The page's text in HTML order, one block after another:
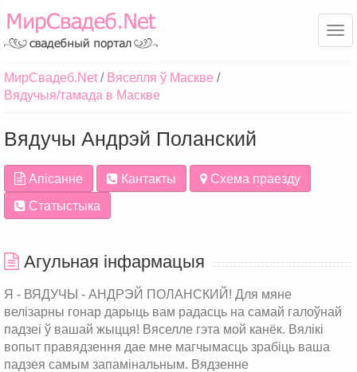
МирСвадеб.Net
Вяселля ў Маскве
Вядучыя/тамада в Маскве
Вядучы Андрэй Поланский
Апісанне Кантакты
Схема праезду
Статыстыка
Агульная інфармацыя
Я - ВЯДУЧЫ - АНДРЭЙ ПОЛАНСКИЙ! Для мяне
велізарны гонар дарыць вам радасць на самай галоўнай
падзеі ў вашай жыцця! Вяселле гэта мой канёк. Вялікі
вопыт правядзення дае мне магчымасць зрабіць ваша
падзея самым запамінальным. Вядзенне